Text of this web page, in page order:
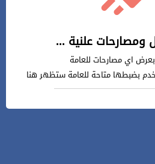
ومصارحات علنية ...
بضبطها متاحة للعامة ستظهر هنا